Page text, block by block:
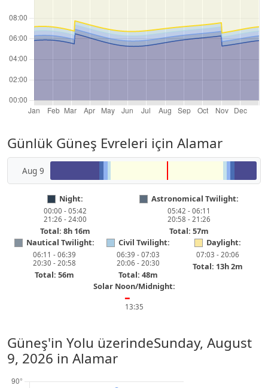
Günlük Güneş Evreleri için Alamar
Aug 9
Night:
00:00 - 05:42
21:26 - 24:00
Total: 8h 16m
Astronomical Twilight:
05:42 - 06:11
20:58 - 21:26
Total: 57m
Nautical Twilight:
06:11 - 06:39
20:30 - 20:58
Total: 56m
Civil Twilight:
06:39 - 07:03
20:06 - 20:30
Total: 48m
Daylight:
07:03 - 20:06
Total: 13h 2m
Solar Noon/Midnight:
━
13:35
Güneş'in Yolu üzerindeSunday, August
9, 2026 in Alamar